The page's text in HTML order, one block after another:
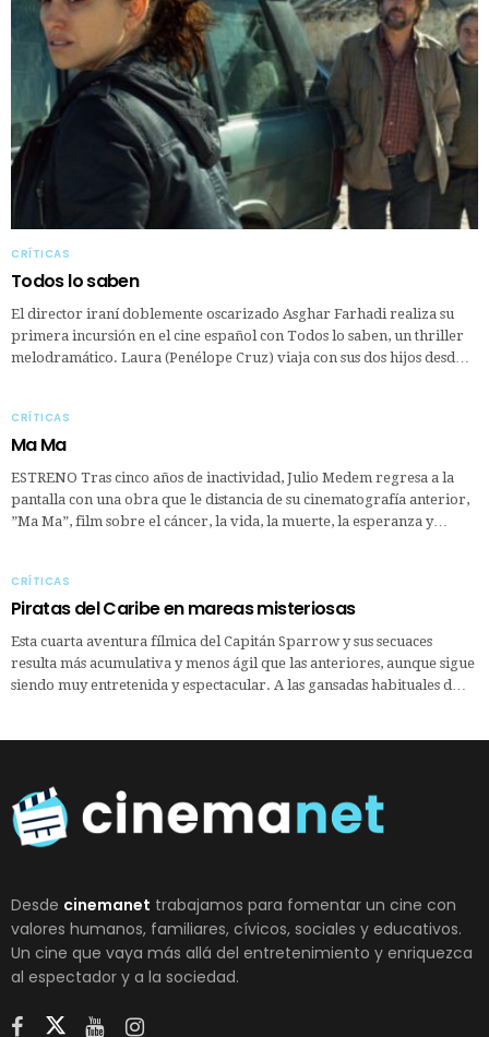
CRÍTICAS
Todos lo saben
El director iraní doblemente oscarizado Asghar Farhadi realiza su
primera incursión en el cine español con Todos lo saben, un thriller
melodramático. Laura (Penélope Cruz) viaja con sus dos hijos desd…
CRÍTICAS
Ma Ma
ESTRENO Tras cinco años de inactividad, Julio Medem regresa a la
pantalla con una obra que le distancia de su cinematografía anterior,
”Ma Ma”, film sobre el cáncer, la vida, la muerte, la esperanza y…
CRÍTICAS
Piratas del Caribe en mareas misteriosas
Esta cuarta aventura fílmica del Capitán Sparrow y sus secuaces
resulta más acumulativa y menos ágil que las anteriores, aunque sigue
siendo muy entretenida y espectacular. A las gansadas habituales d…
Desde cinemanet trabajamos para fomentar un cine con
valores humanos, familiares, cívicos, sociales y educativos.
Un cine que vaya más allá del entretenimiento y enriquezca
al espectador y a la sociedad.